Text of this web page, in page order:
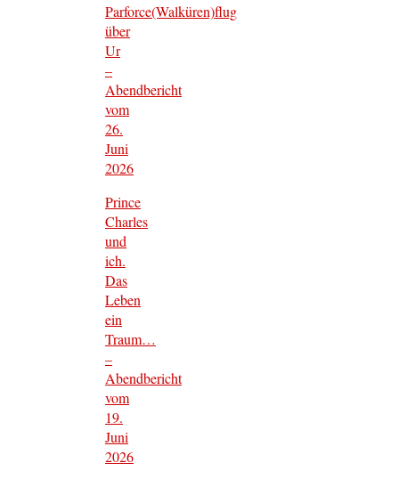
Parforce(Walküren)flug
über
Ur
–
Abendbericht
vom
26.
Juni
2026
Prince
Charles
und
ich.
Das
Leben
ein
Traum…
–
Abendbericht
vom
19.
Juni
2026